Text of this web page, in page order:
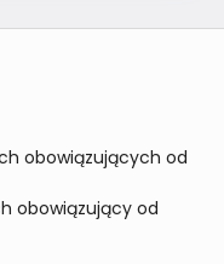
obowiązujących od
obowiązujący od